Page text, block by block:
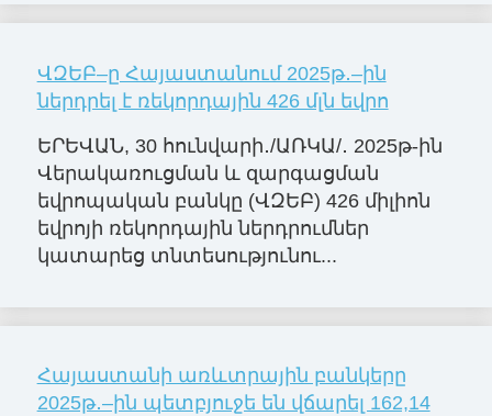
ՎԶԵԲ–ը Հայաստանում 2025թ․–ին
ներդրել է ռեկորդային 426 մլն եվրո
ԵՐԵՎԱՆ, 30 հունվարի․/ԱՌԿԱ/․ 2025թ-ին
Վերակառուցման և զարգացման
եվրոպական բանկը (ՎԶԵԲ) 426 միլիոն
եվրոյի ռեկորդային ներդրումներ
կատարեց տնտեսությունու...
Հայաստանի առևտրային բանկերը
2025թ․–ին պետբյուջե են վճարել 162,14